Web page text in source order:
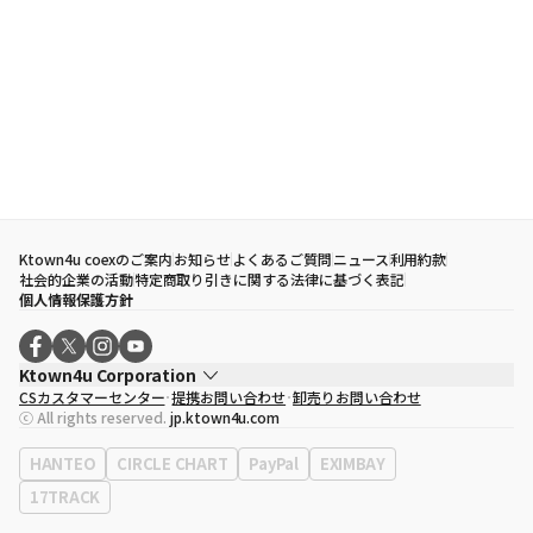
Ktown4u coexのご案内お知らせよくあるご質問ニュース利用約款
社会的企業の活動特定商取り引きに関する法律に基づく表記
個人情報保護方針
Ktown4u Corporation
代表取締役
ソン・ヒョミン
事業者登録番号120-87-71116
eContext
0120-23-7523
事務所住所
ソウル特別市江南区永東大路513、3階(三成洞、coex)
CSカスタマーセンター 提携お問い合わせ 卸売りお問い合わせ
ⓒ All rights reserved. jp.ktown4u.com
HANTEO CIRCLE CHART PayPal
EXIMBAY
17TRACK